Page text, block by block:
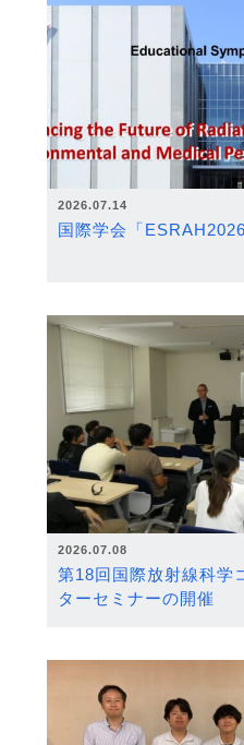
2026.07.14
国際学会「
2026.07.08
第18回国際放射線科学
ターセミナーの開催